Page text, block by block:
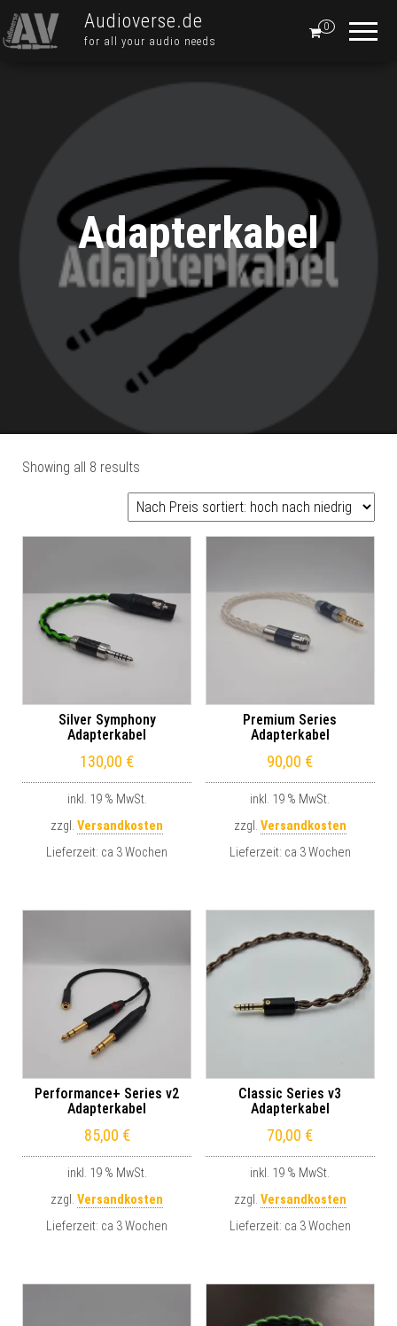
Audioverse.de
for all your audio needs
0
Adapterkabel
Showing all 8 results
Silver Symphony
Adapterkabel
130,00 €
inkl. 19 % MwSt.
zzgl.Versandkosten
Lieferzeit: ca 3 Wochen
Premium Series
Adapterkabel
90,00 €
inkl. 19 % MwSt.
zzgl. Versandkosten
Lieferzeit: ca 3 Wochen
Performance+ Series v2
Adapterkabel
85,00 €
inkl. 19 % MwSt.
zzgl.Versandkosten
Lieferzeit: ca 3 Wochen
Classic Series v3
Adapterkabel
70,00 €
inkl. 19 % MwSt.
zzgl. Versandkosten
Lieferzeit: ca 3 Wochen